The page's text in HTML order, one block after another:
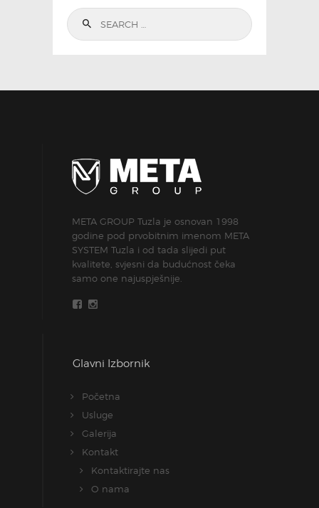
Search
for:
META GROUP Tuzla je osnovan 1998
godine pod prvobitnim imenom META
SYSTEM Tuzla i od tada slijedi put
kvalitete, svjesni da budućnost čeka
samo one najuspješnije.
Glavni Izbornik
Početna
Usluge
Galerija
Kontakt
Kontaktirajte nas
O nama